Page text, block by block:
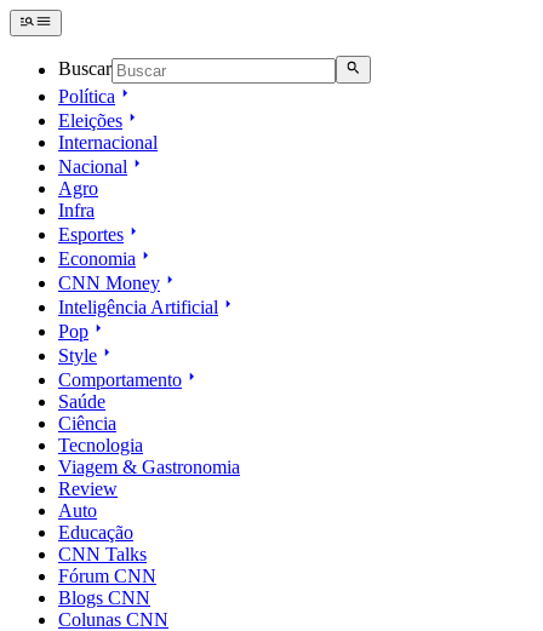
Buscar
Política
Eleições
Internacional
Nacional
Agro
Infra
Esportes
Economia
CNN Money
Inteligência Artificial
Pop
Style
Comportamento
Saúde
Ciência
Tecnologia
Viagem & Gastronomia
Review
Auto
Educação
CNN Talks
Fórum CNN
Blogs CNN
Colunas CNN